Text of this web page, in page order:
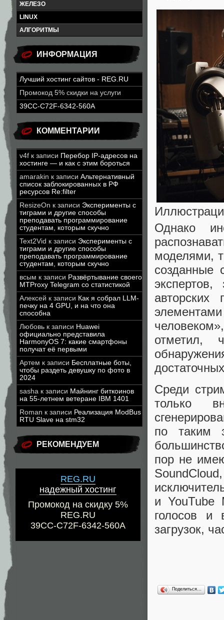
ЖЕЛЕЗО
LINUX
АЛГОРИТМЫ
ИНФОРМАЦИЯ
Лучший хостинг сайтов - REG.RU
Промокод 5% скидки на услуги
39CC-C72F-6342-560A
КОММЕНТАРИИ
v4f к записи Перебор IP-адресов на
хостинге — и как с этим бороться
amarakin к записи Альтернативный
список заблокированных в РФ
ресурсов Re:filter
ResizeOn к записи Эксперименты с
тиграми и другие способы
преподавать программирование
студентам, которым скучно
Text2Vid к записи Эксперименты с
тиграми и другие способы
преподавать программирование
студентам, которым скучно
всым к записи Развёртывание своего
MTProxy Telegram со статистикой
Алексей к записи Как я собрал LLM-
печку на 4 GPU, и на что она
способна
Любовь к записи Huawei
официально представила
HarmonyOS 7: какие смартфоны
получат её первыми
Артем к записи Бесплатные боты,
чтобы раздеть девушку по фото в
2024
sasha к записи Майнинг биткоинов
на 55-летнем ветеране IBM 1401
Roman к записи Реализация ModBus
RTU Slave на stm32
РЕКОМЕНДУЕМ
REG.RU
надежный хостинг
Промокод на скидку 5%
REG.RU
39CC-C72F-6342-560A
Однако
моделями,
отметил,
Среди
только
по таким
пор не
и YouTube
голосов и
загрузок,
Поделиться…